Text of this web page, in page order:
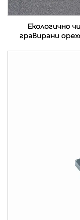
Екологично
гравирани